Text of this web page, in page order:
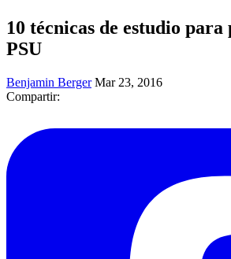
10 técnicas de estudio
PSU
Benjamin Berger Mar 23, 2016
Compartir: